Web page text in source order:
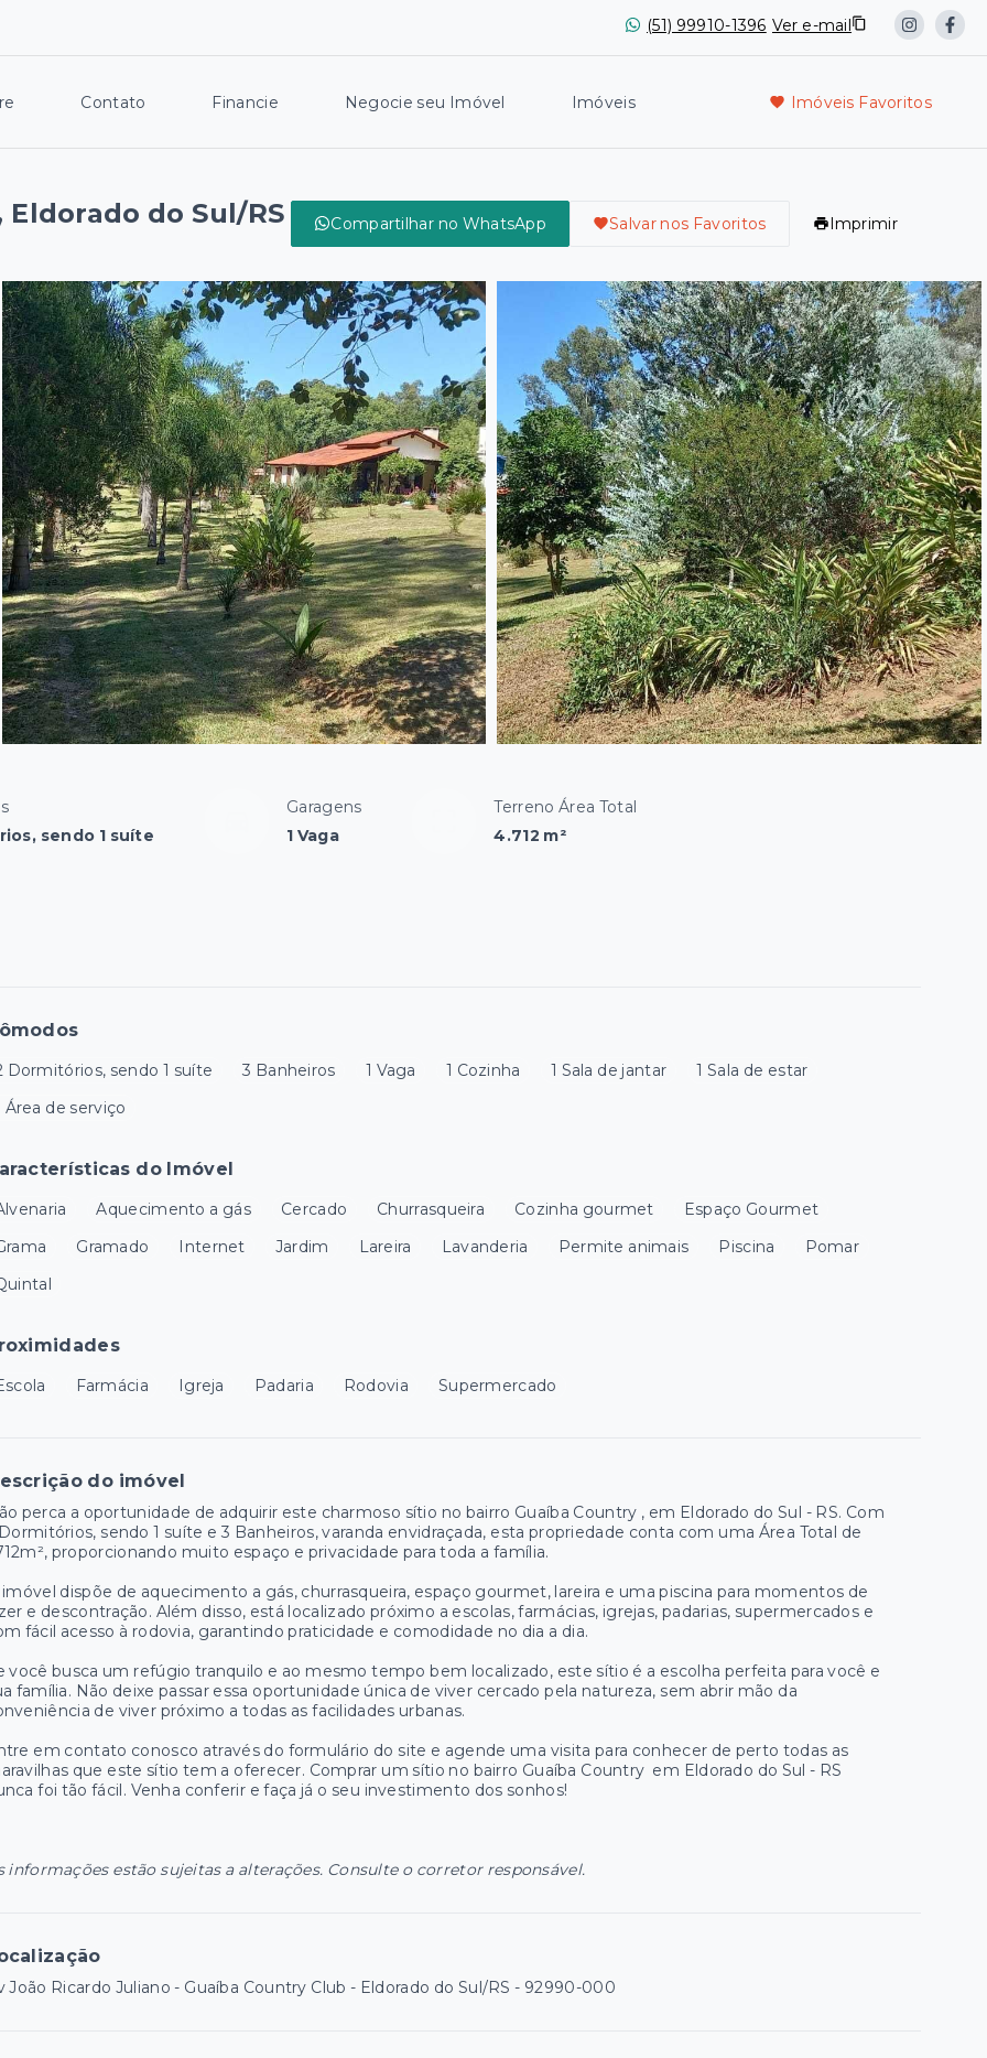
(51) 99910-1396 Ver e-mail
Contato Financie Negocie seu Imóvel Imóveis Imóveis Favoritos
do Sul/RS Compartilhar no WhatsApp Salvar nos Favoritos Imprimir
sendo 1 suíte
Garagens
1 Vaga
Terreno Área Total
4.712 m²
Dormitórios, sendo 1 suíte 3 Banheiros 1 Vaga 1 Cozinha 1 Sala de jantar
1 Sala de estar
Área de serviço
do Imóvel
Aquecimento a gás Cercado Churrasqueira Cozinha gourmet
Espaço Gourmet
Gramado Internet Jardim Lareira Lavanderia Permite animais Piscina
Pomar
Farmácia Igreja Padaria Rodovia Supermercado
do imóvel
perca a oportunidade de adquirir este charmoso sítio no bairro Guaíba Country , em Eldorado do Sul - RS. Com
sendo 1 suíte e 3 Banheiros, varanda envidraçada, esta propriedade conta com uma Área Total de
proporcionando muito espaço e privacidade para toda a família.
imóvel dispõe de aquecimento a gás, churrasqueira, espaço gourmet, lareira e uma piscina para momentos de
e descontração. Além disso, está localizado próximo a escolas, farmácias, igrejas, padarias, supermercados e
fácil acesso à rodovia, garantindo praticidade e comodidade no dia a dia.
você busca um refúgio tranquilo e ao mesmo tempo bem localizado, este sítio é a escolha perfeita para você e
família. Não deixe passar essa oportunidade única de viver cercado pela natureza, sem abrir mão da
de viver próximo a todas as facilidades urbanas.
em contato conosco através do formulário do site e agende uma visita para conhecer de perto todas as
que este sítio tem a oferecer. Comprar um sítio no bairro Guaíba Country em Eldorado do Sul - RS
foi tão fácil. Venha conferir e faça já o seu investimento dos sonhos!
informações estão sujeitas a alterações. Consulte o corretor responsável.
João Ricardo Juliano - Guaíba Country Club - Eldorado do Sul/RS - 92990-000